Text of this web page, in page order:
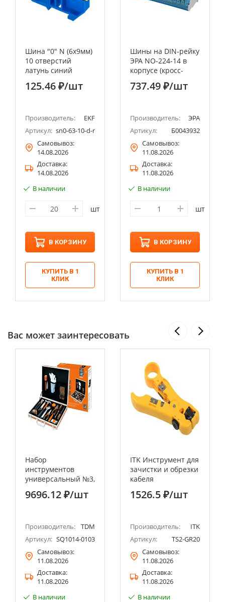
Шина "0" N (6х9мм)
10 отверстий
латунь синий
изолятор на DIN-
рейку розничный
125.46 ₽/шт
Производитель:
EKF
Артикул: sn0-63-10-d-r
Самовывоз:
14.08.2026
Доставка:
14.08.2026
В наличии
шт
В КОРЗИНУ
КУПИТЬ В 1
КЛИК
Шины на DIN-рейку
ЭРА NO-224-14 в
корпусе (кросс-
модуль) ШНК
737.49 ₽/шт
Производитель:
ЭРА
Артикул:
Б0043932
Самовывоз:
11.08.2026
Доставка:
11.08.2026
В наличии
шт
В КОРЗИНУ
КУПИТЬ В 1
КЛИК
Вас может заинтересовать
Набор
инструментов
универсальный №3,
29 позиций, CR-V
сталь "Алмаз" TDM
9696.12 ₽/шт
Производитель:
TDM
Артикул: SQ1014-0103
Самовывоз:
11.08.2026
Доставка:
11.08.2026
В наличии
ITK Инструмент для
зачистки и обрезки
кабеля
универсальный IEK
1526.5 ₽/шт
Производитель:
ITK
Артикул:
TS2-GR20
Самовывоз:
11.08.2026
Доставка:
11.08.2026
В наличии